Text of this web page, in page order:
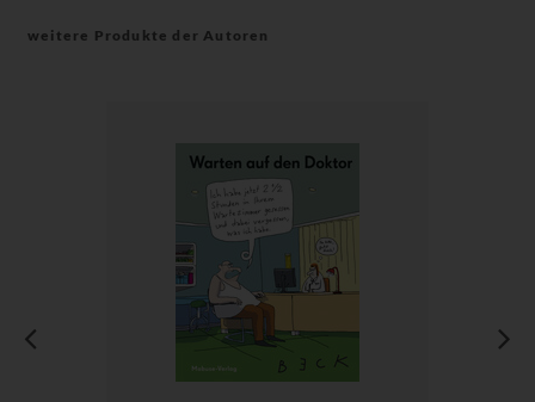
weitere Produkte der Autoren